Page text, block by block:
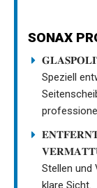
SONAX
Speziell
Stellen und
klare Sicht.